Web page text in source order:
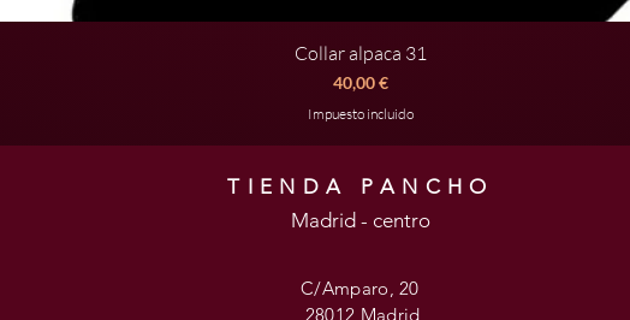
Vista rápida
Collar alpaca 31
Precio
40,00 €
Impuesto incluido
TIENDA PANCHO
Madrid - centro
C/Amparo, 20
28012 Madrid